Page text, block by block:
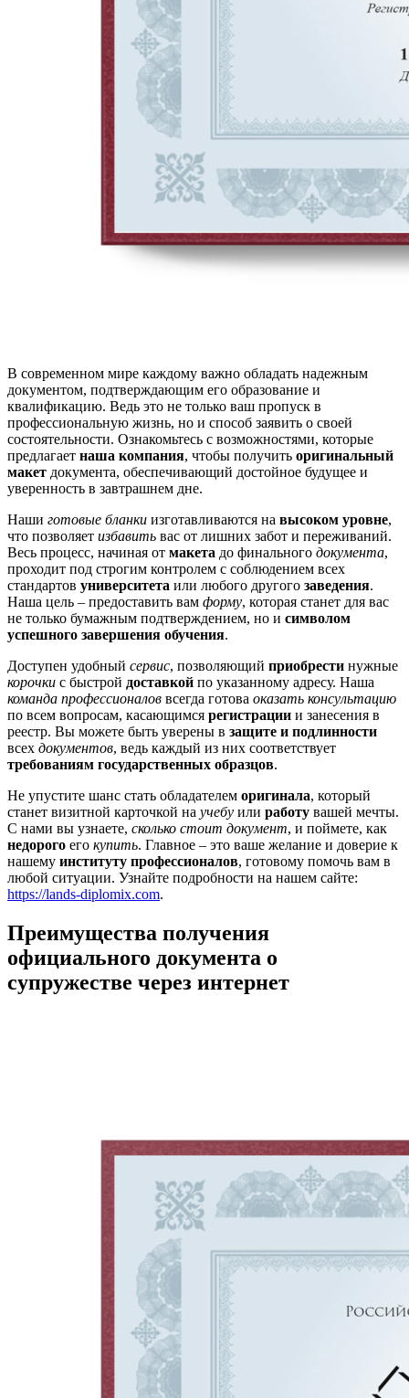
В современном мире каждому важно обладать надежным
документом, подтверждающим его образование и
квалификацию. Ведь это не только ваш пропуск в
профессиональную жизнь, но и способ заявить о своей
состоятельности. Ознакомьтесь с возможностями, которые
предлагает наша компания, чтобы получить оригинальный
макет документа, обеспечивающий достойное будущее и
уверенность в завтрашнем дне.
Наши готовые бланки изготавливаются на высоком уровне,
что позволяет избавить вас от лишних забот и переживаний.
Весь процесс, начиная от макета до финального документа,
проходит под строгим контролем с соблюдением всех
стандартов университета или любого другого заведения.
Наша цель – предоставить вам форму, которая станет для вас
не только бумажным подтверждением, но и символом
успешного завершения обучения.
Доступен удобный сервис, позволяющий приобрести нужные
корочки с быстрой доставкой по указанному адресу. Наша
команда профессионалов всегда готова оказать консультацию
по всем вопросам, касающимся регистрации и занесения в
реестр. Вы можете быть уверены в защите и подлинности
всех документов, ведь каждый из них соответствует
требованиям государственных образцов.
Не упустите шанс стать обладателем оригинала, который
станет визитной карточкой на учебу или работу вашей мечты.
С нами вы узнаете, сколько стоит документ, и поймете, как
недорого его купить. Главное – это ваше желание и доверие к
нашему институту профессионалов, готовому помочь вам в
любой ситуации. Узнайте подробности на нашем сайте:
https://lands-diplomix.com.
Преимущества получения
официального документа о
супружестве через интернет